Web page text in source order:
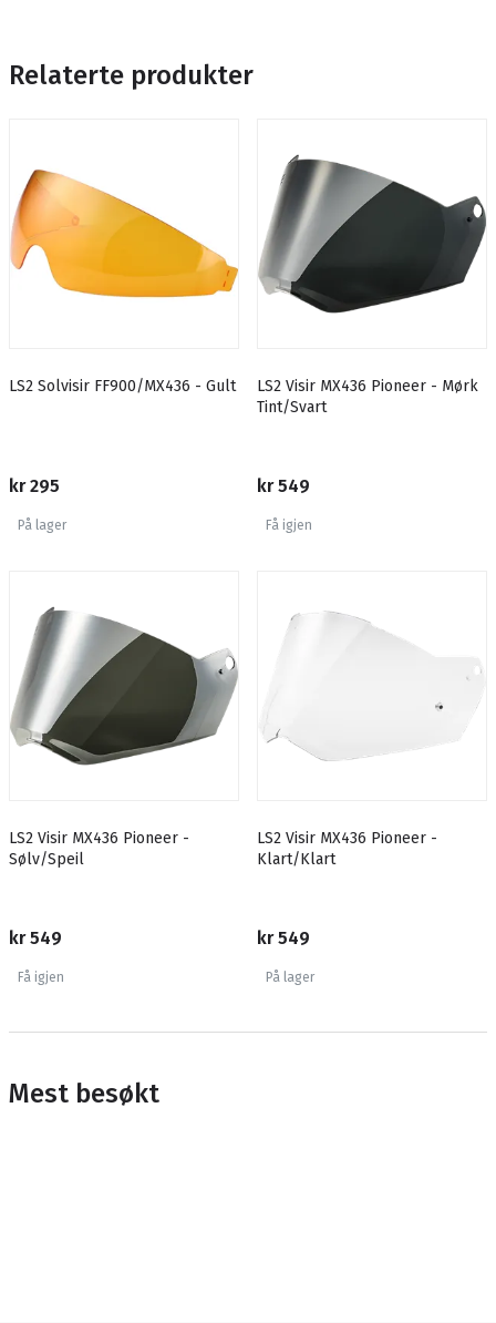
Relaterte produkter
LS2 Solvisir FF900/MX436 - Gult
kr 295
På lager
LS2 Visir MX436 Pioneer - Mørk
Tint/Svart
kr 549
Få igjen
LS2 Visir MX436 Pioneer -
Sølv/Speil
kr 549
Få igjen
LS2 Visir MX436 Pioneer -
Klart/Klart
kr 549
På lager
Mest besøkt